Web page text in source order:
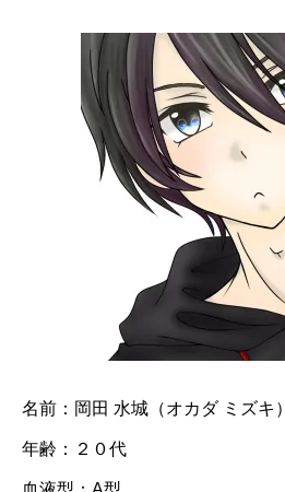
名前：岡田 水城（オカダ ミズキ）
年齢：２０代